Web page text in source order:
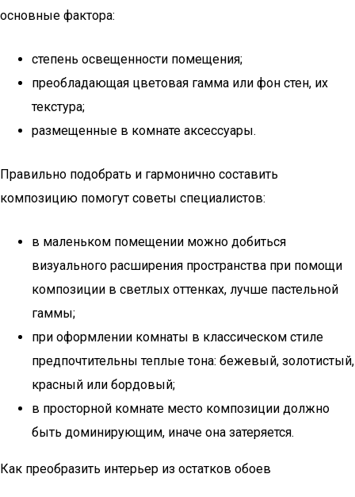
основные фактора:
степень освещенности помещения;
преобладающая цветовая гамма или фон стен, их
текстура;
размещенные в комнате аксессуары.
Правильно подобрать и гармонично составить
композицию помогут советы специалистов:
в маленьком помещении можно добиться
визуального расширения пространства при помощи
композиции в светлых оттенках, лучше пастельной
гаммы;
при оформлении комнаты в классическом стиле
предпочтительны теплые тона: бежевый, золотистый,
красный или бордовый;
в просторной комнате место композиции должно
быть доминирующим, иначе она затеряется.
Как преобразить интерьер из остатков обоев